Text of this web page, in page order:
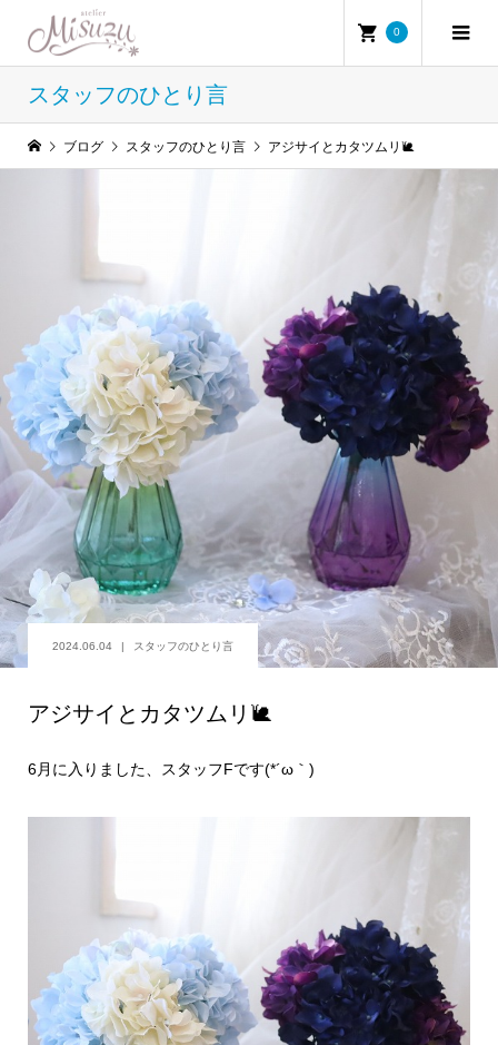
0
スタッフのひとり言
ブログ スタッフのひとり言 アジサイとカタツムリ🐌
2024.06.04 スタッフのひとり言
アジサイとカタツムリ🐌
6月に入りました、スタッフFです(*´ω｀)